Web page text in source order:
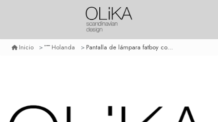
Inicio Holanda Pantalla de lámpara fatboy cooper cappie - mr aqua